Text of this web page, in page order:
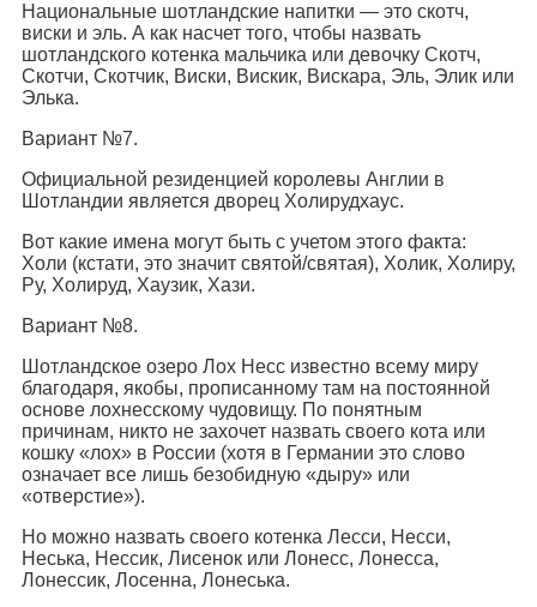
Национальные шотландские напитки — это скотч,
виски и эль. А как насчет того, чтобы назвать
шотландского котенка мальчика или девочку Скотч,
Скотчи, Скотчик, Виски, Вискик, Вискара, Эль, Элик или
Элька.
Вариант №7.
Официальной резиденцией королевы Англии в
Шотландии является дворец Холирудхаус.
Вот какие имена могут быть с учетом этого факта:
Холи (кстати, это значит святой/святая), Холик, Холиру,
Ру, Холируд, Хаузик, Хази.
Вариант №8.
Шотландское озеро Лох Несс известно всему миру
благодаря, якобы, прописанному там на постоянной
основе лохнесскому чудовищу. По понятным
причинам, никто не захочет назвать своего кота или
кошку «лох» в России (хотя в Германии это слово
означает все лишь безобидную «дыру» или
«отверстие»).
Но можно назвать своего котенка Лесси, Несси,
Неська, Нессик, Лисенок или Лонесс, Лонесса,
Лонессик, Лосенна, Лонеська.